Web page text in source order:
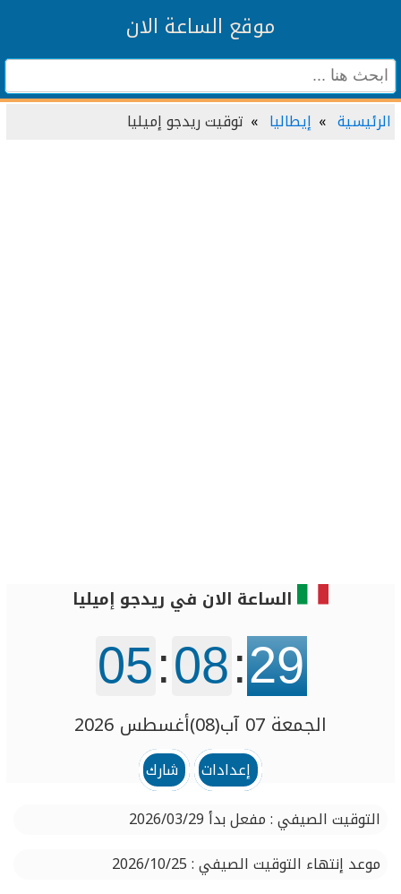
موقع الساعة الان
الرئيسية إيطاليا توقيت ريدجو إميليا
الساعة الان في ريدجو إميليا
05:08:29
الجمعة 07 آب(08)أغسطس 2026
إعدادات
شارك
التوقيت الصيفي : مفعل بدأ 2026/03/29
موعد إنتهاء التوقيت الصيفي : 2026/10/25